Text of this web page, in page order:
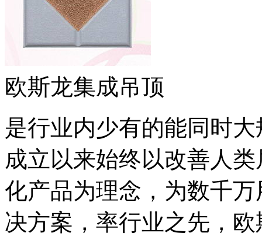
欧斯龙集成吊顶
是行业内少有的能同时
成立以来始终以改善人
化产品为理念，为数千
决方案，率行业之先，